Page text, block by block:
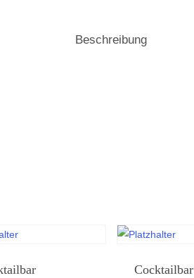
Beschreibung
Cocktailbar